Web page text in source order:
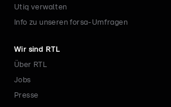
Utiq verwalten
Info zu unseren forsa-Umfragen
Wir sind RTL
Über RTL
Jobs
Presse